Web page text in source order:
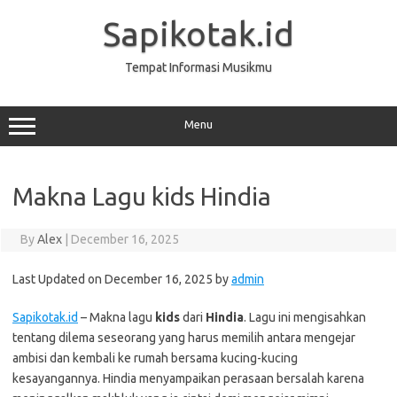
Sapikotak.id
Tempat Informasi Musikmu
Menu
Makna Lagu kids Hindia
ByAlex December 16, 2025
Last Updated on December 16, 2025 byadmin
Sapikotak.id – Makna lagu kidsdari Hindia. Lagu ini mengisahkan
tentang dilema seseorang yang harus memilih antara mengejar
ambisi dan kembali ke rumah bersama kucing-kucing
kesayangannya. Hindia menyampaikan perasaan bersalah karena